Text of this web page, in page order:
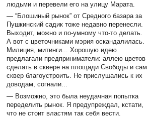
людьми и перевели его на улицу Марата.
— “Блошиный рынок” от Средного базара за
Пушкинский садик тоже недавно перенесли.
Выходит, можно и по-умному что-то делать.
А вот с цветочниками мэрия оскандалилась.
Милиция, митинги... Хорошую идею
предлагали предприниматели: аллею цветов
сделать в сквере на площади Свободы и сам
сквер благоустроить. Не прислушались к их
доводам, согнали...
— Возможно, это была неудачная попытка
переделить рынок. Я предупреждал, кстати,
что не стоит властям так себя вести.